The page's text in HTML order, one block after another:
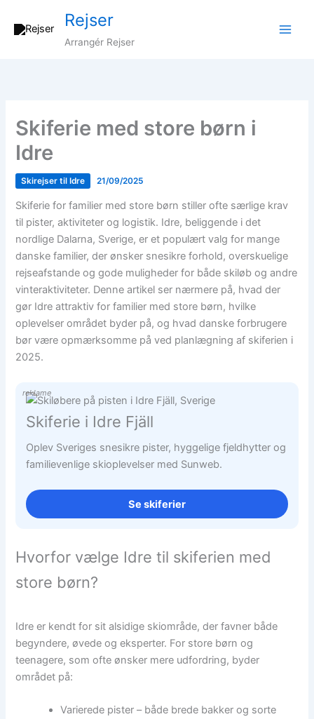
Rejser
Arrangér Rejser
Skiferie med store børn i
Idre
Skirejser til Idre 21/09/2025
Skiferie for familier med store børn stiller ofte særlige krav
til pister, aktiviteter og logistik. Idre, beliggende i det
nordlige Dalarna, Sverige, er et populært valg for mange
danske familier, der ønsker snesikre forhold, overskuelige
rejseafstande og gode muligheder for både skiløb og andre
vinteraktiviteter. Denne artikel ser nærmere på, hvad der
gør Idre attraktiv for familier med store børn, hvilke
oplevelser området byder på, og hvad danske forbrugere
bør være opmærksomme på ved planlægning af skiferien i
2025.
reklame
Skiferie i Idre Fjäll
Oplev Sveriges snesikre pister, hyggelige fjeldhytter og
familievenlige skioplevelser med Sunweb.
Se skiferier
Hvorfor vælge Idre til skiferien med
store børn?
Idre er kendt for sit alsidige skiområde, der favner både
begyndere, øvede og eksperter. For store børn og
teenagere, som ofte ønsker mere udfordring, byder
området på:
Varierede pister – både brede bakker og sorte